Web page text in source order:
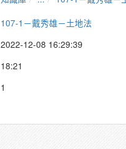
107-1－戴秀雄－土地法
2022-12-08 16:29:39
18:21
1